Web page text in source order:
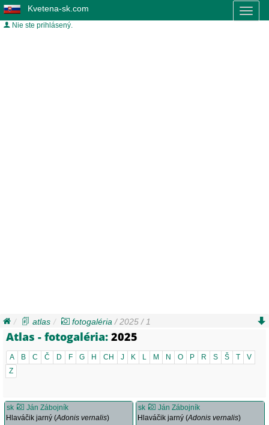
Kvetena-sk.com
Nie ste prihlásený.
atlas fotogaléria / 2025 / 1
Atlas - fotogaléria: 2025
A B C Č D F G H CH J K L M N O P R S Š T
V
Z
sk
Ján Zábojník
Hlaváčik jarný (Adonis vernalis)
sk
Ján Zábojník
Hlaváčik jarný (Adonis vernalis)